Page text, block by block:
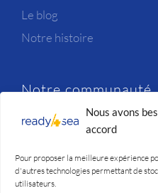
Nous avons
accord
Pour proposer la meilleure expérience
d'autres technologies permettant de
utilisateurs.
Le blog
Notre histoire
Notre communauté
Newsletter
Nous contacter